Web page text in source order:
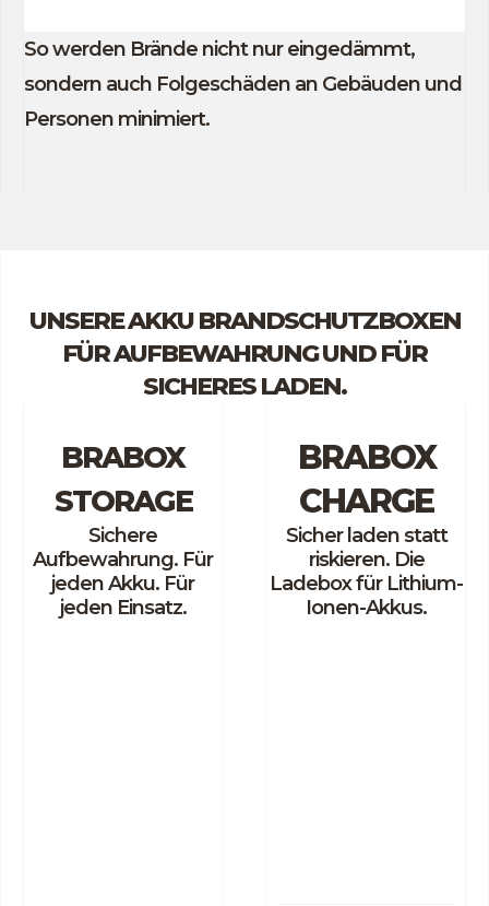
So werden Brände nicht nur eingedämmt,
sondern auch Folgeschäden an Gebäuden und
Personen minimiert.
UNSERE AKKU BRANDSCHUTZBOXEN
FÜR AUFBEWAHRUNG UND FÜR
SICHERES LADEN.
BRABOX
STORAGE
Sichere
Aufbewahrung. Für
jeden Akku. Für
jeden Einsatz.
BRABOX
CHARGE
Sicher laden statt
riskieren. Die
Ladebox für Lithium-
Ionen-Akkus.